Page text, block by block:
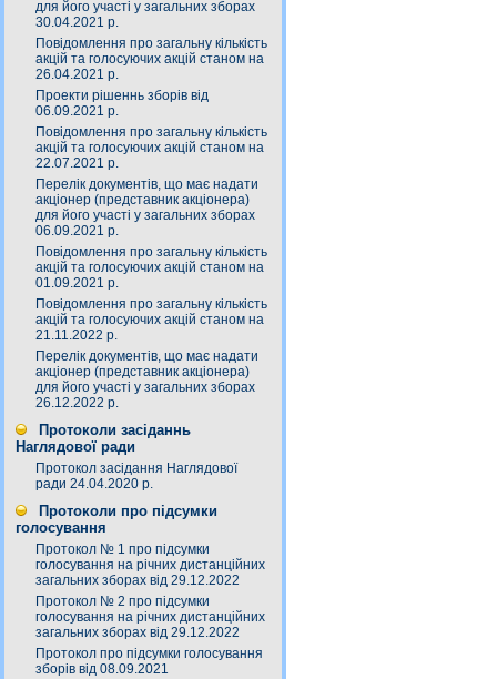
для його участі у загальних зборах
30.04.2021 р.
Повідомлення про загальну кількість
акцій та голосуючих акцій станом на
26.04.2021 р.
Проекти рішеннь зборів від
06.09.2021 р.
Повідомлення про загальну кількість
акцій та голосуючих акцій станом на
22.07.2021 р.
Перелік документів, що має надати
акціонер (представник акціонера)
для його участі у загальних зборах
06.09.2021 р.
Повідомлення про загальну кількість
акцій та голосуючих акцій станом на
01.09.2021 р.
Повідомлення про загальну кількість
акцій та голосуючих акцій станом на
21.11.2022 р.
Перелік документів, що має надати
акціонер (представник акціонера)
для його участі у загальних зборах
26.12.2022 р.
Протоколи засіданнь
Наглядової ради
Протокол засідання Наглядової
ради 24.04.2020 р.
Протоколи про підсумки
голосування
Протокол № 1 про підсумки
голосування на річних дистанційних
загальних зборах від 29.12.2022
Протокол № 2 про підсумки
голосування на річних дистанційних
загальних зборах від 29.12.2022
Протокол про підсумки голосування
зборів від 08.09.2021